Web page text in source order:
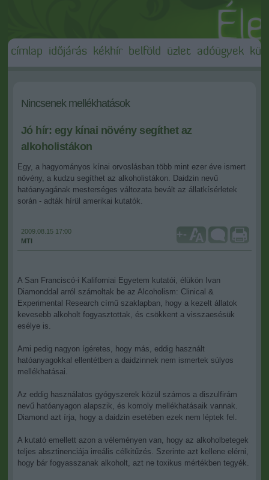
címlap időjárás kékhír belföld üzlet adóügyek
Nincsenek mellékhatások
Jó hír: egy kínai növény segíthet az
alkoholistákon
Egy, a hagyományos kínai orvoslásban több mint ezer éve ismert
növény, a kudzu segíthet az alkoholistákon. Daidzin nevű
hatóanyagának mesterséges változata bevált az állatkísérletek
során - adták hírül amerikai kutatók.
2009.08.15 17:00
MTI
+-
A San Franciscó-i Kaliforniai Egyetem kutatói, élükön Ivan
Diamonddal arról számoltak be az Alcoholism: Clinical &
Experimental Research című szaklapban, hogy a kezelt állatok
kevesebb alkoholt fogyasztottak, és csökkent a visszaesésük
esélye is.
Ami pedig nagyon ígéretes, hogy más, eddig használt
hatóanyagokkal ellentétben a daidzinnek nem ismertek súlyos
mellékhatásai.
Az eddig használatos gyógyszerek közül számos a diszulfirám
nevű hatóanyagon alapszik, és komoly mellékhatásaik vannak.
Diamond azt írja, hogy a daidzin esetében ezek nem léptek fel.
A kutató emellett azon a véleményen van, hogy az alkoholbetegek
teljes absztinenciája irreális célkitűzés. Szerinte azt kellene elérni,
hogy bár fogyasszanak alkoholt, azt ne toxikus mértékben tegyék.